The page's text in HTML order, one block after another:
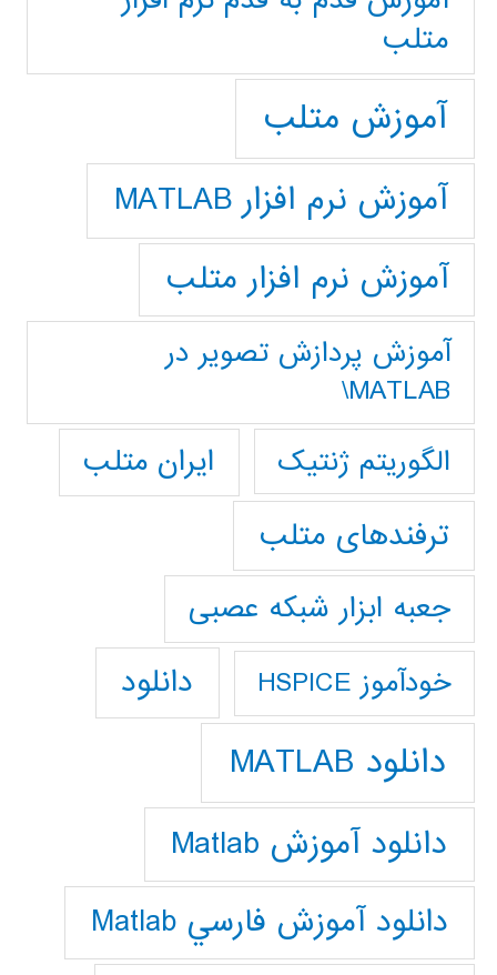
متلب
آموزش متلب
آموزش نرم افزار MATLAB
آموزش نرم افزار متلب
آموزش پردازش تصوير در
MATLAB\
الگوریتم ژنتیک
ایران متلب
ترفندهای متلب
جعبه ابزار شبکه عصبی
خودآموز HSPICE دانلود
دانلود MATLAB
دانلود آموزش Matlab
دانلود آموزش فارسي Matlab